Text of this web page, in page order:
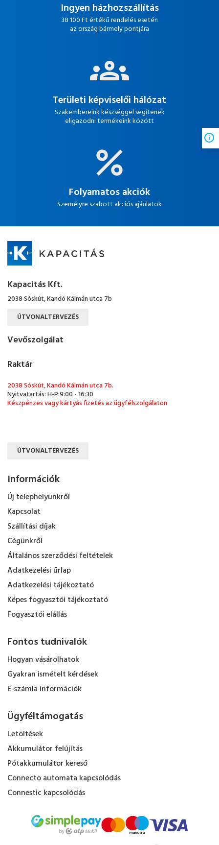
Ingyen házhozszállítás
38 100 Ft értékű rendelés esetén
az ország bármely pontjára
Területi képviselői hálózat
Szakembereink készséggel segítenek
eligazodni termékeink között
Folyamatos akciók
Személyre szabott akciós ajánlatok
Kapacitás Kft.
2038 Sóskút, Kandó Kálmán utca 7b
ÚTVONALTERVEZÉS
Vevőszolgálat
Raktár
2038 Sóskút, Kandó Kálmán utca 7b.
Nyitvatartás: H-P:9:00 - 16:30
Készpénzes vagy kártyás fizetés az ügyfélszolgálaton
ÚTVONALTERVEZÉS
Információk
Új telephelyünkről
Kapcsolat
Szállítási díjak
Cégünkről
Általános szerződési feltételek
Adatkezelési űrlap
Adatkezelési tájékoztató
Képes fogyasztói tájékoztató
Fogyasztói elállás
Fontos tudnivalók
Hogyan vásárolhatok
Gyakran ismételt kérdések
E-számla információk
Ügyféltámogatás
Letöltések
Akkumulátor felújítás
Pótakkumulátor kereső
Connecto automata kapcsolódás
Connestic kapcsolódás